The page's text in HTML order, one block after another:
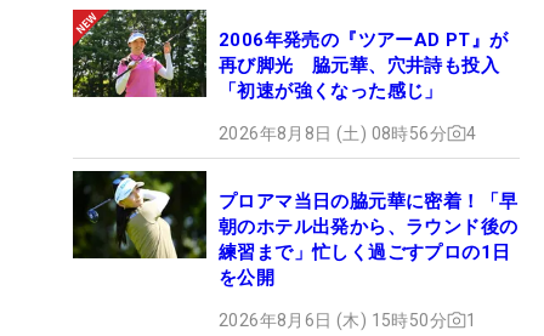
2006年発売の『ツアーAD PT』が
再び脚光 脇元華、穴井詩も投入
「初速が強くなった感じ」
2026年8月8日 (土) 08時56分 4
プロアマ当日の脇元華に密着！「早
朝のホテル出発から、ラウンド後の
練習まで」忙しく過ごすプロの1日
を公開
2026年8月6日 (木) 15時50分 1